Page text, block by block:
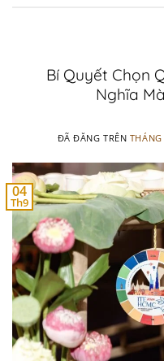
Bí Quyết Chọn
Nghĩa
ĐÃ ĐĂNG TRÊN
04
Th9